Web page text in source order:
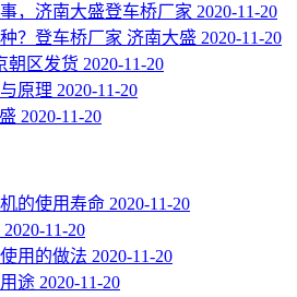
，济南大盛登车桥厂家 2020-11-20
？登车桥厂家 济南大盛 2020-11-20
朝区发货 2020-11-20
原理 2020-11-20
2020-11-20
的使用寿命 2020-11-20
2020-11-20
用的做法 2020-11-20
途 2020-11-20